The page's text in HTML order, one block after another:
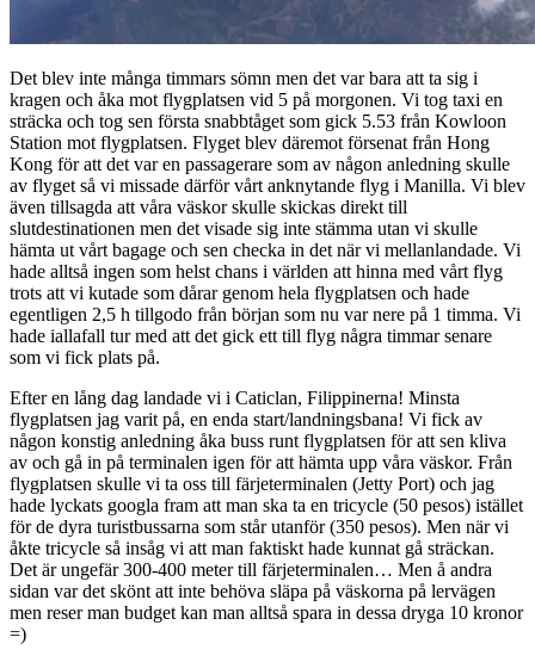
Det blev inte många timmars sömn men det var bara att ta sig i
kragen och åka mot flygplatsen vid 5 på morgonen. Vi tog taxi en
sträcka och tog sen första snabbtåget som gick 5.53 från Kowloon
Station mot flygplatsen. Flyget blev däremot försenat från Hong
Kong för att det var en passagerare som av någon anledning skulle
av flyget så vi missade därför vårt anknytande flyg i Manilla. Vi blev
även tillsagda att våra väskor skulle skickas direkt till
slutdestinationen men det visade sig inte stämma utan vi skulle
hämta ut vårt bagage och sen checka in det när vi mellanlandade. Vi
hade alltså ingen som helst chans i världen att hinna med vårt flyg
trots att vi kutade som dårar genom hela flygplatsen och hade
egentligen 2,5 h tillgodo från början som nu var nere på 1 timma. Vi
hade iallafall tur med att det gick ett till flyg några timmar senare
som vi fick plats på.
Efter en lång dag landade vi i Caticlan, Filippinerna! Minsta
flygplatsen jag varit på, en enda start/landningsbana! Vi fick av
någon konstig anledning åka buss runt flygplatsen för att sen kliva
av och gå in på terminalen igen för att hämta upp våra väskor. Från
flygplatsen skulle vi ta oss till färjeterminalen (Jetty Port) och jag
hade lyckats googla fram att man ska ta en tricycle (50 pesos) istället
för de dyra turistbussarna som står utanför (350 pesos). Men när vi
åkte tricycle så insåg vi att man faktiskt hade kunnat gå sträckan.
Det är ungefär 300-400 meter till färjeterminalen… Men å andra
sidan var det skönt att inte behöva släpa på väskorna på lervägen
men reser man budget kan man alltså spara in dessa dryga 10 kronor
=)